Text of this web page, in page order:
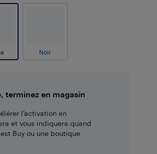
Noir
terminez en magasin
l’activation en
et vous indiquera quand
Buy ou une boutique